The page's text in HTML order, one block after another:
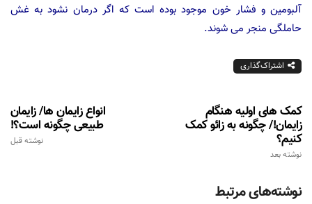
آلبومین و فشار خون موجود بوده است که اگر درمان نشود به غش
حاملگی منجر می شوند.
اشتراک‌گذاری
انواع زایمان ها/ زایمان
طبیعی چگونه است؟!
نوشته قبل
کمک های اولیه هنگام
زایمان!/ چگونه به زائو کمک
کنیم؟
نوشته بعد
نوشته‌های مرتبط